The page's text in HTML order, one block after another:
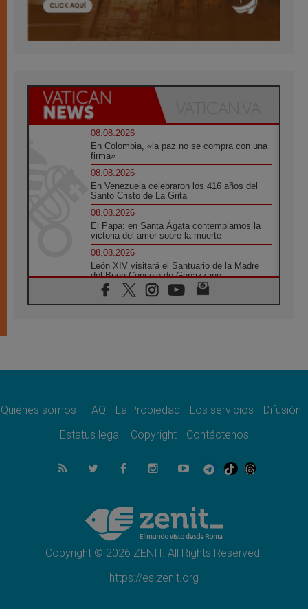
08.08.2026
En Colombia, «la paz no se compra con una
firma»
08.08.2026
En Venezuela celebraron los 416 años del
Santo Cristo de La Grita
08.08.2026
El Papa: en Santa Ágata contemplamos la
victoria del amor sobre la muerte
08.08.2026
León XIV visitará el Santuario de la Madre
del Buen Consejo de Genazzano
07.08.2026
Filipinas: el Vicariato Apostólico de Calapán
07.08.2026
07.08.2026
muertos en 300 días
Tagle: La guerra desfigura el mundo, solo la
revelación de Dios lo transfigura
Presentada la Trienal de Arte de las
Universidades Católicas: «Exercises in
Empathy»
Quiénes somos FAQ La Propiedad Los servicios
Difusión
Estatus legal
Copyright Contáctenos
Copyright © 2026 ZENIT. All Rights Reserved.
https://es.zenit.org